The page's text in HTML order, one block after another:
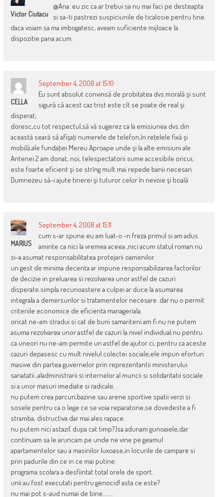
Victor Ciutacu
@Ana: eu zic ca ar trebui sa nu mai faci pe desteapta
si sa-ti pastrezi suspiciunile de ticalosie pentru tine.
daca voiam sa ma imbogatesc, aveam suficiente mijloace la
dispozitie pana acum.
CELLA
September 4, 2008 at 15:10
Eu sunt absolut convinsă de probitatea dvs.morală şi sunt
sigură că acest caz trist este cît se poate de real şi
disperat;
doresc,cu tot respectul,să vă sugerez ca la emisiunea dvs.din
această seară să afişaţi numerele de telefon,în reţelele fixă şi
mobilă,ale fundaţiei Mereu Aproape unde şi la alte emisiuni ale
Antenei 2 am donat, noi, telespectatorii sume accesibile oricui;
este foarte eficient şi se strîng mult mai repede banii necesari
Dumnezeu să-i ajute tinerei şi tuturor celor în nevoie şi boală
MARIUS
September 4, 2008 at 15:11
cum s-ar spune eu am luat-o -n freza primul si am adus
aminte ca nici la vremea aceea ,nici acum statul roman nu
si-a asumat responsabilitatea protejarii oamenilor.
un gest de minima decenta ar impune responsabilizarea factorilor
de decizie in preluarea si rezolvarea unor astfel de cazuri
disperate.simpla recunoastere a culpei ar duce la asumarea
integrala a demersurilor si tratamentelor necesare .dar nu o permit
criteriile economice de eficienta manageriala.
oricat ne-am stradui si cat de buni samariteni am fi nu ne putem
asuma rezolvarea unor astfel de cazuri la nivel individual.nu pentru
ca uneori nu ne-am permite un astfel de ajutor ci, pentru ca aceste
cazuri depasesc cu mult nivelul colectei sociale;ele impun eforturi
masive din partea guvernelor prin reprezentantii ministerului
sanatatii ,aladministrarii si internelor al muncii si solidaritatii sociale
si a unor masuri imediate si radicale.
nu putem crea parcuri,bazine sau arene sportive spatii verzi si
sosele pentru ca o lege ce se voia reparatorie,se dovedeste a fi
stramba, distructiva dar mai ales rapace.
nu putem nici astazi( dupa cat timp?)sa adunam gunoaiele,dar
continuam sa le aruncam pe unde ne vine pe geamul
apartamentelor sau a masinilor luxoase,in locurile de campare si
prin padurile din ce in ce mai putine.
programa scolara a desfiintat total orele de sport.
unii au fost executati pentru genocid! asta ce este?
nu mai pot s-aud numai de bine……..